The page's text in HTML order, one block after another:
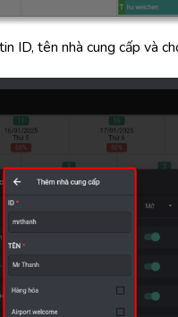
ID, tên nhà cung cấp và